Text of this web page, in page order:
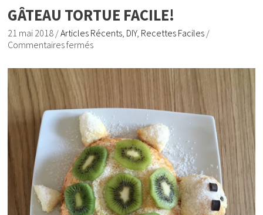
GÂTEAU TORTUE FACILE!
21 mai 2018 /Articles Récents, DIY, Recettes Faciles /
Commentaires fermés